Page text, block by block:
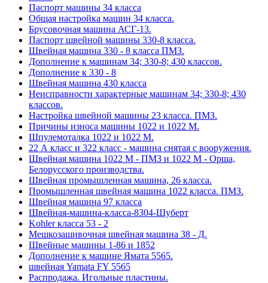
Паспорт машины 34 класса
Общая настройка машин 34 класса.
Брусовочная машина АСГ-13.
Паспорт швейной машины 330-8 класса.
Швейная машина 330 - 8 класса ПМЗ.
Дополнение к машинам 34; 330-8; 430 классов.
Дополнение к 330 - 8
Швейная машина 430 класса
Неисправности характерные машинам 34; 330-8; 430
классов.
Настройка швейной машины 23 класса. ПМЗ.
Причины износа машины 1022 и 1022 М.
Шпулемоталка 1022 и 1022 М.
22 А класс и 322 класс - машина снятая с вооружения.
Швейная машина 1022 М - ПМЗ и 1022 М - Орша,
Белорусского производства.
Швейная промышленная машина, 26 класса.
Промышленная швейная машина 1022 класса. ПМЗ.
Швейная машина 97 класса
Швейная-машина-класса-8304-Шуберт
Kohler класса 53 - 2
Мешкозашивочная швейная машина 38 - Д.
Швейные машины 1-86 и 1852
Дополнение к машине Ямата 5565.
швейная Yamata FY 5565
Распродажа. Игольные пластины.